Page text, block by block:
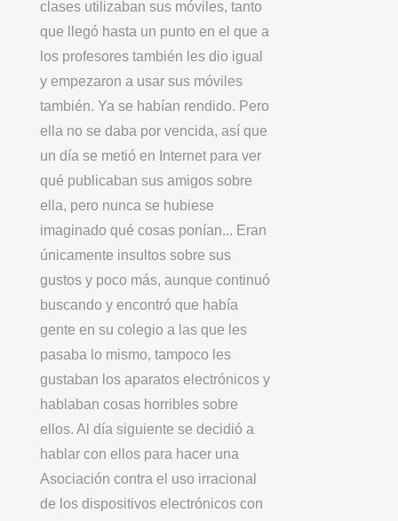
clases utilizaban sus móviles, tanto
que llegó hasta un punto en el que a
los profesores también les dio igual
y empezaron a usar sus móviles
también. Ya se habían rendido. Pero
ella no se daba por vencida, así que
un día se metió en Internet para ver
qué publicaban sus amigos sobre
ella, pero nunca se hubiese
imaginado qué cosas ponían... Eran
únicamente insultos sobre sus
gustos y poco más, aunque continuó
buscando y encontró que había
gente en su colegio a las que les
pasaba lo mismo, tampoco les
gustaban los aparatos electrónicos y
hablaban cosas horribles sobre
ellos. Al día siguiente se decidió a
hablar con ellos para hacer una
Asociación contra el uso irracional
de los dispositivos electrónicos con